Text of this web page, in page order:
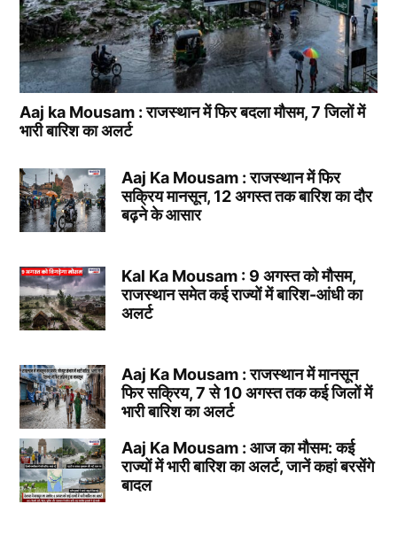
Aaj ka Mousam : राजस्थान में फिर बदला मौसम, 7 जिलों में
भारी बारिश का अलर्ट
Aaj Ka Mousam : राजस्थान में फिर
सक्रिय मानसून, 12 अगस्त तक बारिश का दौर
बढ़ने के आसार
Kal Ka Mousam : 9 अगस्त को मौसम,
राजस्थान समेत कई राज्यों में बारिश-आंधी का
अलर्ट
Aaj Ka Mousam : राजस्थान में मानसून
फिर सक्रिय, 7 से 10 अगस्त तक कई जिलों में
भारी बारिश का अलर्ट
Aaj Ka Mousam : आज का मौसम: कई
राज्यों में भारी बारिश का अलर्ट, जानें कहां बरसेंगे
बादल